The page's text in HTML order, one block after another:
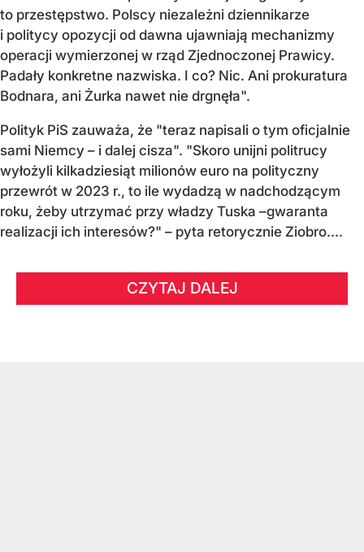
to przestępstwo. Polscy niezależni dziennikarze
i politycy opozycji od dawna ujawniają mechanizmy
operacji wymierzonej w rząd Zjednoczonej Prawicy.
Padały konkretne nazwiska. I co? Nic. Ani prokuratura
Bodnara, ani Żurka nawet nie drgnęła".
Polityk PiS zauważa, że "teraz napisali o tym oficjalnie
sami Niemcy – i dalej cisza". "Skoro unijni politrucy
wyłożyli kilkadziesiąt milionów euro na polityczny
przewrót w 2023 r., to ile wydadzą w nadchodzącym
roku, żeby utrzymać przy władzy Tuska –gwaranta
realizacji ich interesów?" – pyta retorycznie Ziobro....
CZYTAJ DALEJ